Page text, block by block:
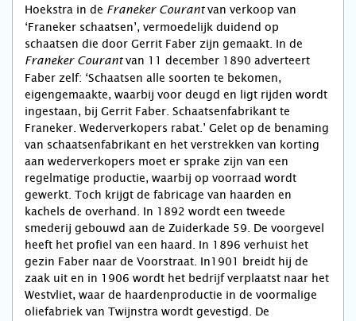
Hoekstra in de Franeker Courant van verkoop van
‘Franeker schaatsen’, vermoedelijk duidend op
schaatsen die door Gerrit Faber zijn gemaakt. In de
Franeker Courant van 11 december 1890 adverteert
Faber zelf: ‘Schaatsen alle soorten te bekomen,
eigengemaakte, waarbij voor deugd en ligt rijden wordt
ingestaan, bij Gerrit Faber. Schaatsenfabrikant te
Franeker. Wederverkopers rabat.’ Gelet op de benaming
van schaatsenfabrikant en het verstrekken van korting
aan wederverkopers moet er sprake zijn van een
regelmatige productie, waarbij op voorraad wordt
gewerkt. Toch krijgt de fabricage van haarden en
kachels de overhand. In 1892 wordt een tweede
smederij gebouwd aan de Zuiderkade 59. De voorgevel
heeft het profiel van een haard. In 1896 verhuist het
gezin Faber naar de Voorstraat. In1901 breidt hij de
zaak uit en in 1906 wordt het bedrijf verplaatst naar het
Westvliet, waar de haardenproductie in de voormalige
oliefabriek van Twijnstra wordt gevestigd. De